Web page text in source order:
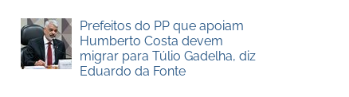
Prefeitos do PP que apoiam
Humberto Costa devem
migrar para Túlio Gadelha, diz
Eduardo da Fonte